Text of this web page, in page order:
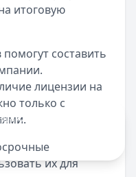
итоговую
составить
лицензии на
только с
их для